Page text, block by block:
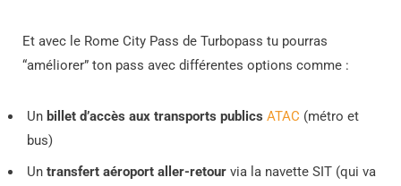
Et avec le Rome City Pass de Turbopass tu pourras
“améliorer” ton pass avec différentes options comme :
Un billet d’accès aux transports publics ATAC (métro et
bus)
Un transfert aéroport aller-retour via la navette SIT (qui va